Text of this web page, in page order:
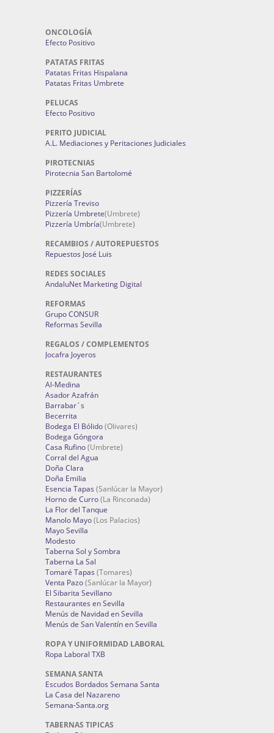
ONCOLOGÍA
Efecto Positivo
PATATAS FRITAS
Patatas Fritas Hispalana
Patatas Fritas Umbrete
PELUCAS
Efecto Positivo
PERITO JUDICIAL
A.L. Mediaciones y Peritaciones Judiciales
PIROTECNIAS
Pirotecnia San Bartolomé
PIZZERÍAS
Pizzería Treviso
Pizzería Umbrete(Umbrete)
Pizzería Umbría(Umbrete)
RECAMBIOS / AUTOREPUESTOS
Repuestos José Luis
REDES SOCIALES
AndaluNet Marketing Digital
REFORMAS
Grupo CONSUR
Reformas Sevilla
REGALOS / COMPLEMENTOS
Jocafra Joyeros
RESTAURANTES
Al-Medina
Asador Azafrán
Barrabar´s
Becerrita
Bodega El Bólido(Olivares)
Bodega Góngora
Casa Rufino(Umbrete)
Corral del Agua
Doña Clara
Doña Emilia
Esencia Tapas (Sanlúcar la Mayor)
Horno de Curro(La Rinconada)
La Flor del Tanque
Manolo Mayo(Los Palacios)
Mayo Sevilla
Modesto
Taberna Sol y Sombra
Taberna La Sal
Tomaré Tapas (Tomares)
Venta Pazo(Sanlúcar la Mayor)
El Sibarita Sevillano
Restaurantes en Sevilla
Menús de Navidad en Sevilla
Menús de San Valentín en Sevilla
ROPA Y UNIFORMIDAD LABORAL
Ropa Laboral TXB
SEMANA SANTA
Escudos Bordados Semana Santa
La Casa del Nazareno
Semana-Santa.org
TABERNAS TIPICAS